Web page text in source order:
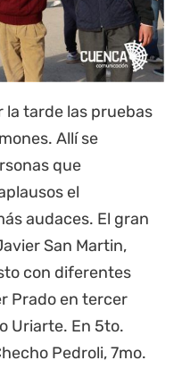
la tarde las pruebas
Allí se
que
el
audaces. El gran
San Martin,
con diferentes
Prado en tercer
Uriarte. En 5to.
Pedroli, 7mo.